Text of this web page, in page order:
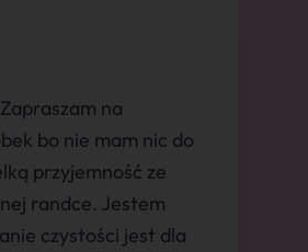
na
bo nie mam nic do
przyjemność ze
randce. Jestem
czystości jest dla